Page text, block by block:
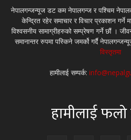
नेपालगन्जन्यूज डट कम नेपालगन्ज र पश्चिम
केन्द्रित रहेर समाचार र विचार प्रकाशन गर्ने
विश्वसनीय सामाग्रीहरुको सम्प्रेषण गर्ने छौं ।
समानान्तर रुपमा पस्किने जमर्को गर्दै
विस्तृतमा
हामीलाई सम्पर्क:
हामीलाई फलो